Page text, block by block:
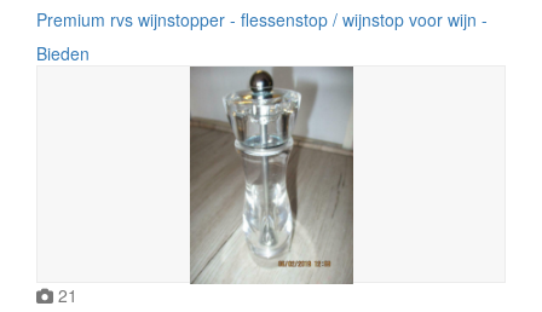
Premium rvs wijnstopper - flessenstop / wijnstop voor wijn -
Bieden
21